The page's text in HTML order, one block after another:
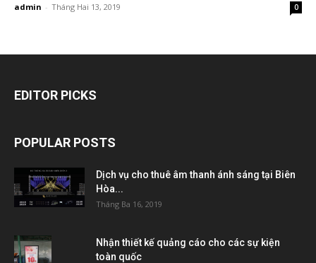
admin - Tháng Hai 13, 2019 0
EDITOR PICKS
POPULAR POSTS
Dịch vụ cho thuê âm thanh ánh sáng tại Biên
Hòa...
Tháng Ba 16, 2019
Nhận thiết kế quảng cáo cho các sự kiện
toàn quốc